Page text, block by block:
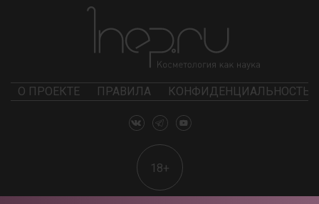
О ПРОЕКТЕ ПРАВИЛА КОНФИДЕНЦИАЛЬНОСТЬ
18+